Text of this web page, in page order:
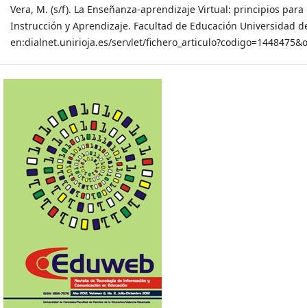
Vera, M. (s/f). La Enseñanza-aprendizaje Virtual: principios
Instrucción y Aprendizaje. Facultad de Educación Universidad
en:dialnet.unirioja.es/servlet/